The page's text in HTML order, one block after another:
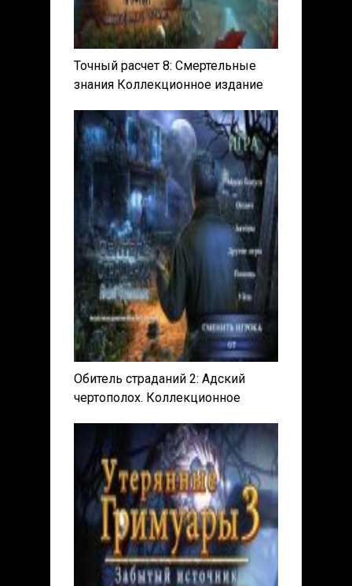
Точный расчет 8: Смертельные
знания Коллекционное издание
Обитель страданий 2: Адский
чертополох. Коллекционное
Thistle. Collector's Edition (2017) PC
| Пиратка